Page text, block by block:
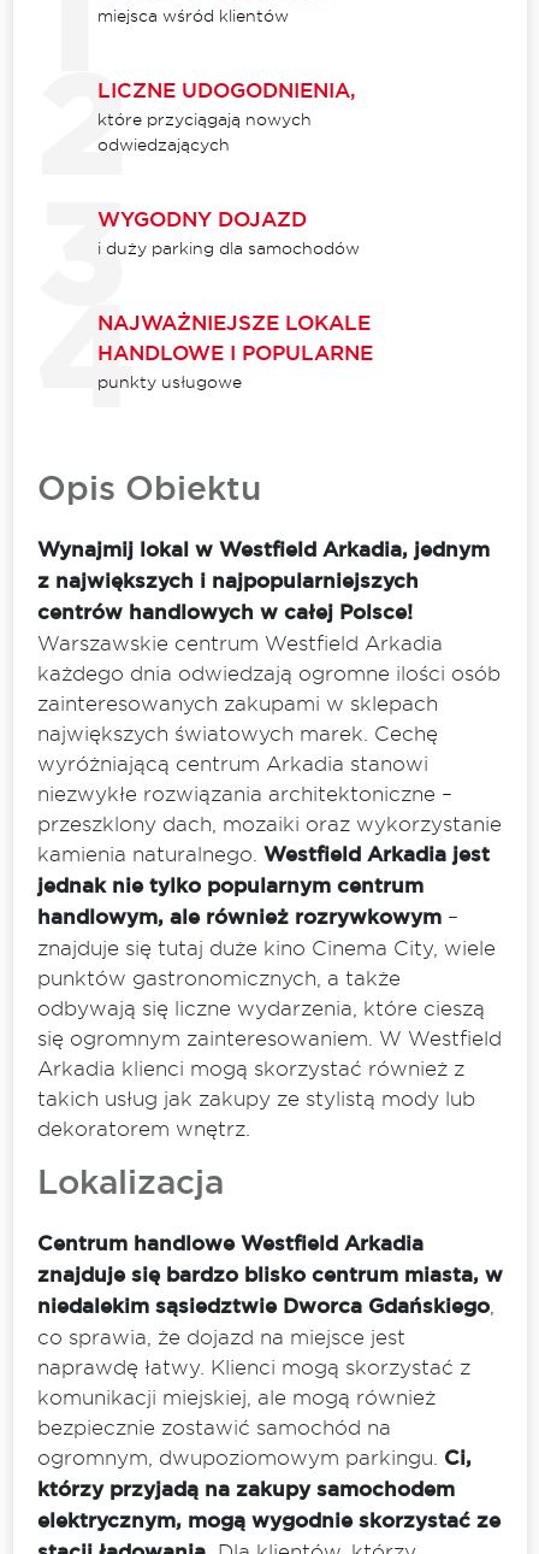
miejsca wśród klientów
LICZNE UDOGODNIENIA,
które przyciągają nowych
odwiedzających
WYGODNY DOJAZD
i duży parking dla samochodów
NAJWAŻNIEJSZE LOKALE
HANDLOWE I POPULARNE
punkty usługowe
Opis Obiektu
Wynajmij lokal w Westfield Arkadia, jednym
z największych i najpopularniejszych
centrów handlowych w całej Polsce!
Warszawskie centrum Westfield Arkadia
każdego dnia odwiedzają ogromne ilości osób
zainteresowanych zakupami w sklepach
największych światowych marek. Cechę
wyróżniającą centrum Arkadia stanowi
niezwykłe rozwiązania architektoniczne –
przeszklony dach, mozaiki oraz wykorzystanie
kamienia naturalnego. Westfield Arkadia jest
jednak nie tylko popularnym centrum
handlowym, ale również rozrywkowym–
znajduje się tutaj duże kino Cinema City, wiele
punktów gastronomicznych, a także
odbywają się liczne wydarzenia, które cieszą
się ogromnym zainteresowaniem. W Westfield
Arkadia klienci mogą skorzystać również z
takich usług jak zakupy ze stylistą mody lub
dekoratorem wnętrz.
Lokalizacja
Centrum handlowe Westfield Arkadia
znajduje się bardzo blisko centrum miasta, w
niedalekim sąsiedztwie Dworca Gdańskiego,
co sprawia, że dojazd na miejsce jest
naprawdę łatwy. Klienci mogą skorzystać z
komunikacji miejskiej, ale mogą również
bezpiecznie zostawić samochód na
ogromnym, dwupoziomowym parkingu. Ci,
którzy przyjadą na zakupy samochodem
elektrycznym, mogą wygodnie skorzystać ze